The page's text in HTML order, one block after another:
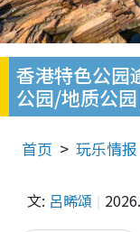
香港特色公园
公园/地质公
首页 玩乐情报
文: 呂晞頌